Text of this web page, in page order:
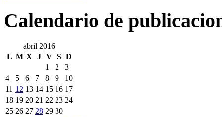
Calendario de
abril 2016
L M X J V S D
1
2
3
4
5 6 7 8 9
10
11 12 13 14 15 16 17
18 19 20 21 22 23 24
25 26 27 28 29 30